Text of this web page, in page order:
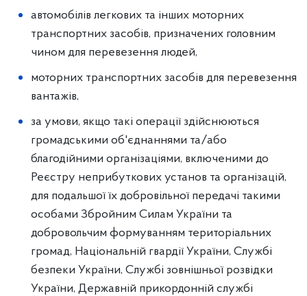
автомобілів легкових та інших моторних
транспортних засобів, призначених головним
чином для перевезення людей,
моторних транспортних засобів для перевезення
вантажів,
за умови, якщо такі операції здійснюються
громадськими об'єднаннями та/або
благодійними організаціями, включеними до
Реєстру неприбуткових установ та організацій,
для подальшої їх добровільної передачі такими
особами Збройним Силам України та
добровольчим формуванням територіальних
громад, Національній гвардії України, Службі
безпеки України, Службі зовнішньої розвідки
України, Державній прикордонній службі